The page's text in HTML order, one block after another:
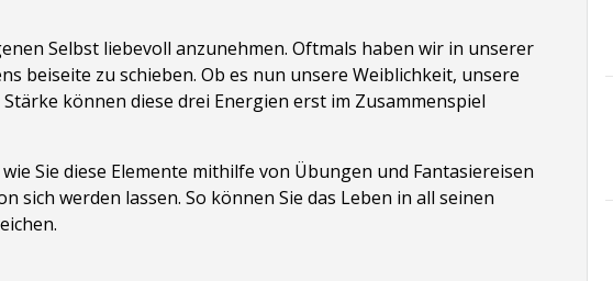
und
harmonisieren
Menge
Selbst liebevoll anzunehmen. Oftmals haben wir in unserer
beiseite zu schieben. Ob es nun unsere Weiblichkeit, unsere
können diese drei Energien erst im Zusammenspiel
Sie diese Elemente mithilfe von Übungen und Fantasiereisen
sich werden lassen. So können Sie das Leben in all seinen